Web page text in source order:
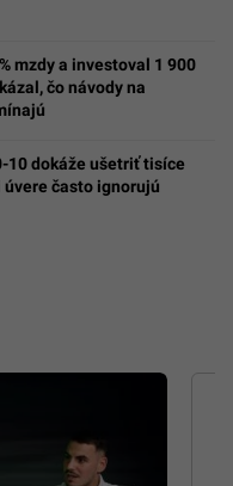
mzdy a investoval 1 900
čo návody na
10 dokáže ušetriť tisíce
úvere často ignorujú